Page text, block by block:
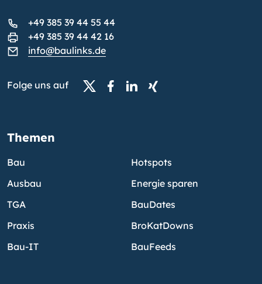
+49 385 39 44 55 44
+49 385 39 44 42 16
info@baulinks.de
Folge uns auf
Themen
Bau
Ausbau
TGA
Praxis
Bau-IT
Hotspots
Energie sparen
BauDates
BroKatDowns
BauFeeds